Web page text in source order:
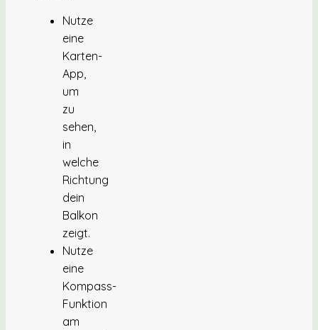
Nutze
eine
Karten-
App,
um
zu
sehen,
in
welche
Richtung
dein
Balkon
zeigt.
Nutze
eine
Kompass-
Funktion
am